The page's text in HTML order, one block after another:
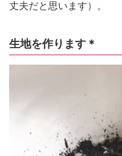
丈夫だと思います）。
生地を作ります＊